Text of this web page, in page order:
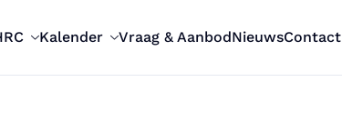
Kalender Vraag & AanbodNieuwsContact